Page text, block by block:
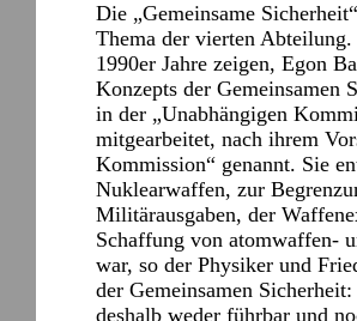
Die „Gemeinsame
Thema der vierten
1990er Jahre zeigen, Egon
Konzepts der Gemeinsamen
in der „Unabhängigen
mitgearbeitet, nach ihrem
Kommission“ genannt. Sie
Nuklearwaffen, zur
Militärausgaben, der
Schaffung von atomwaffen-
war, so der Physiker und
der Gemeinsamen
deshalb weder führbar und